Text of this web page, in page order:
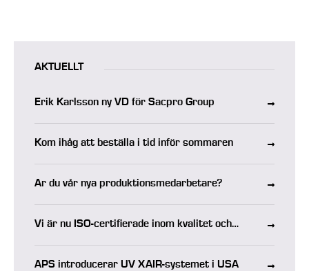
AKTUELLT
Erik Karlsson ny VD för Sacpro Group
Kom ihåg att beställa i tid inför sommaren
Är du vår nya produktionsmedarbetare?
Vi är nu ISO-certifierade inom kvalitet och
APS introducerar UV XAIR-systemet i USA